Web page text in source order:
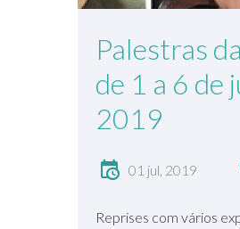
Palestras
de 1 a 6 de
2019
01 jul, 2019
Reprises com vários